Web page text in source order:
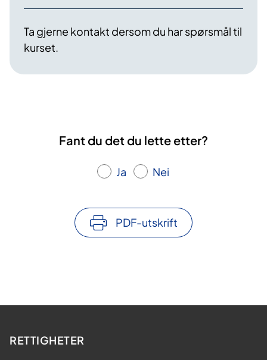
Ta gjerne kontakt dersom du har spørsmål til
kurset.
Fant du det du lette etter?
Ja Nei
PDF-utskrift
RETTIGHETER